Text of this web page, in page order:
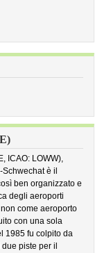
ICAO: LOWW),
è il
ben organizzato e
degli aeroporti
come aeroporto
con una sola
1985 fu colpito da
piste per il